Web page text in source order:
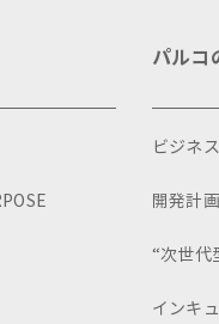
パルコ
ビジネ
開発計画
“次世代
インキ